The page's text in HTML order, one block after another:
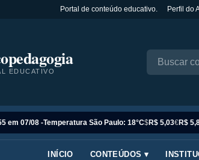
Portal de conteúdo educativo. Perfil do
EDUCATIVO
em 07/08 -Temperatura São Paulo: 18°C$R$ 5,03€R$
INÍCIO CONTEÚDOS ▾